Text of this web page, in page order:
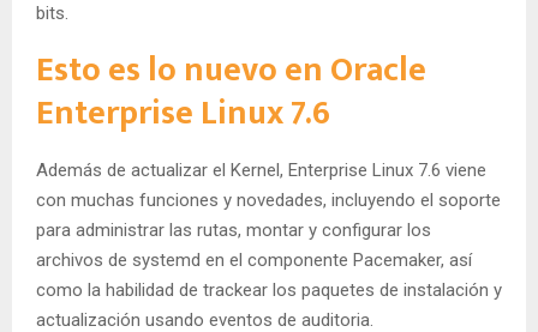
bits.
Esto es lo nuevo en Oracle
Enterprise Linux 7.6
Además de actualizar el Kernel, Enterprise Linux 7.6 viene
con muchas funciones y novedades, incluyendo el soporte
para administrar las rutas, montar y configurar los
archivos de systemd en el componente Pacemaker, así
como la habilidad de trackear los paquetes de instalación y
actualización usando eventos de auditoria.